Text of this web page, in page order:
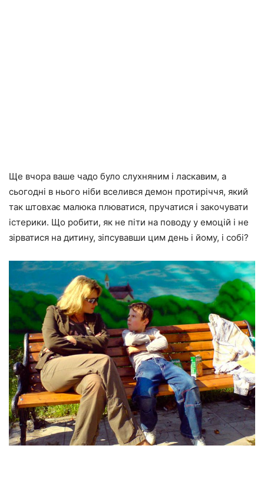
Ще вчора ваше чадо було слухняним і ласкавим, а
сьогодні в нього ніби вселився демон протиріччя, який
так штовхає малюка плюватися, пручатися і закочувати
істерики. Що робити, як не піти на поводу у емоцій і не
зірватися на дитину, зіпсувавши цим день і йому, і собі?